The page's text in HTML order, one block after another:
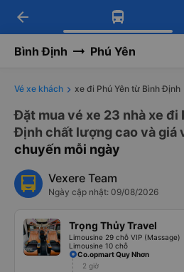
Tải app Vexere
Nhận ưu đãi thành
Tải app Vexere
-30k/ghế khi đặt vé
arrow_back
Bình Định Phú Yên
Vé xe khách xe đi Phú Yên từ Bình Định
Đặt mua vé xe 23 nhà xe đi
Định chất lượng cao và giá
chuyến mỗi ngày
Vexere Team
Ngày cập nhật: 09/08/2026
Trọng Thủy Travel
Limousine 29 chỗ VIP (Massage)
Limousine 10 chỗ
Co.opmart Quy Nhơn
2 giờ